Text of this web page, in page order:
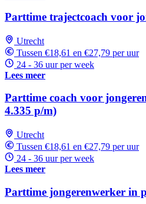
Parttime trajectcoach voor
Utrecht
Tussen €18,61 en €27,79 per uur
24 - 36 uur per week
Lees meer
Parttime coach voor
4.335 p/m)
Utrecht
Tussen €18,61 en €27,79 per uur
24 - 36 uur per week
Lees meer
Parttime jongerenwerker in